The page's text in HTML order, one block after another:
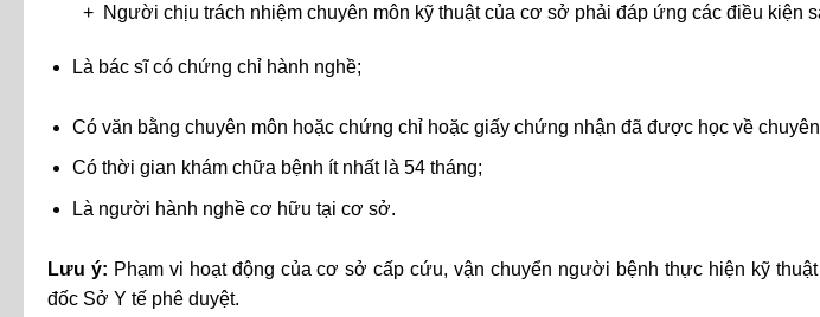
+ Người chịu trách nhiệm chuyên môn kỹ thuật của cơ sở phải đáp ứng các điều kiện
Là bác sĩ có chứng chỉ hành nghề;
Có văn bằng chuyên môn hoặc chứng chỉ hoặc giấy chứng nhận đã được học về
Có thời gian khám chữa bệnh ít nhất là 54 tháng;
Là người hành nghề cơ hữu tại cơ sở.
Lưu ý: Phạm vi hoạt động của cơ sở cấp cứu, vận chuyển người bệnh thực hiện kỹ
đốc Sở Y tế phê duyệt.